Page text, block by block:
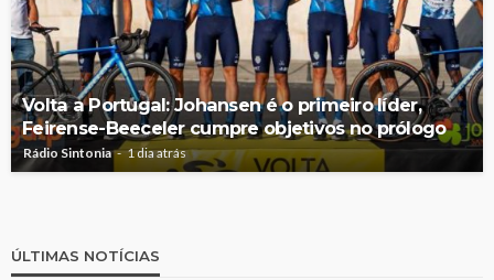
Volta a Portugal: Johansen é o primeiro líder,
Feirense-Beeceler cumpre objetivos no prólogo
Rádio Sintonia 1 dia atrás
ÚLTIMAS NOTÍCIAS